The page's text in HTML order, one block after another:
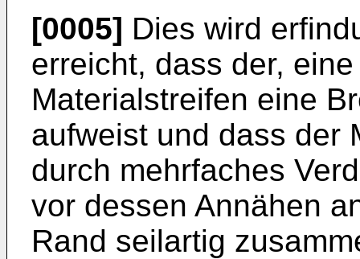
[0005] Dies wird
erreicht, dass der,
Materialstreifen eine
aufweist und dass der
durch mehrfaches
vor dessen Annähen
Rand seilartig